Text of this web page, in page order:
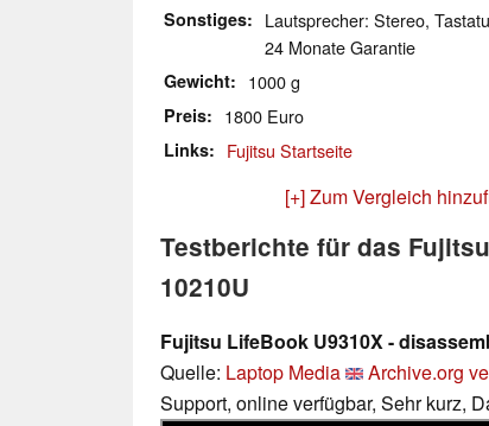
Sonstiges
Lautsprecher: Stereo,
24 Monate Garantie
Gewicht 1000 g
Preis 1800 Euro
Links Fujitsu Startseite
[+] Zum Vergleich
Testberichte für das
10210U
Fujitsu LifeBook U9310X -
Quelle: Laptop Media
Archive.org
Support, online verfügbar, Sehr kurz,